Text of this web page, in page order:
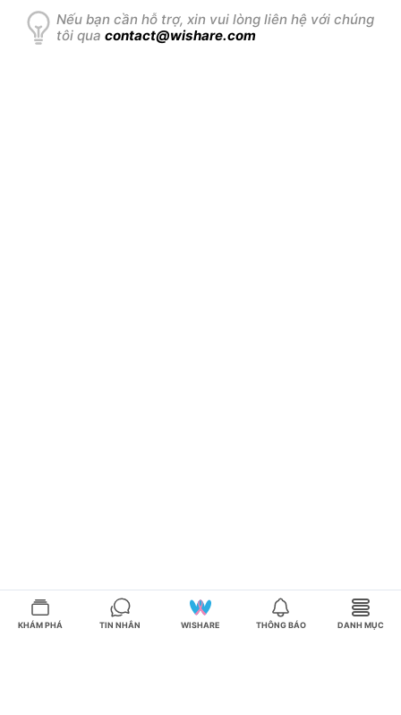
Nếu bạn cần hỗ trợ, xin vui lòng liên hệ với chúng
tôi qua contact@wishare.com
KHÁM PHÁ TIN NHẮN WISHARE THÔNG BÁO DANH MỤC